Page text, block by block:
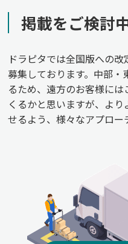
掲載をご検討
ドラピタでは全国版への
募集しております。中部・
るため、遠方のお客様に
くるかと思いますが、よ
せるよう、様々なアプロー